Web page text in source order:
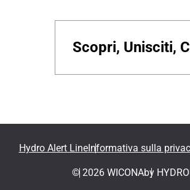
Scopri, Unisciti,
Hydro Alert LineInformativa sulla
© 2026 WICONAby HYDRO